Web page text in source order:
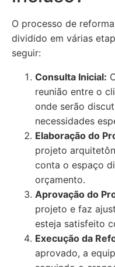
O processo de
dividido em várias
seguir:
Consulta Inicial:
reunião entre o
onde serão
necessidades
Elaboração do
projeto
conta o espaço
orçamento.
Aprovação do
projeto e faz
esteja satisfeito
Execução da
aprovado, a